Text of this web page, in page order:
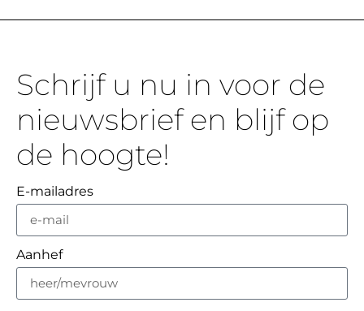
Schrijf u nu in voor de
nieuwsbrief en blijf op
de hoogte!
E-mailadres
Aanhef